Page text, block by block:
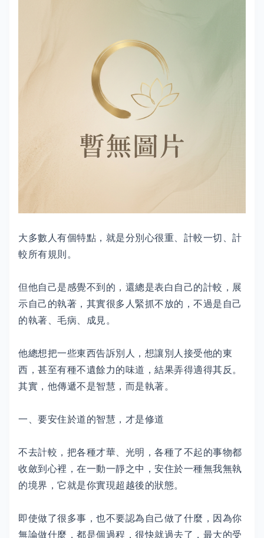
大多數人有個特點，就是分別心很重、計較一切、計
較所有規則。
但他自己是感覺不到的，還總是表白自己的計較，展
示自己的執著，其實很多人緊抓不放的，不過是自己
的執著、毛病、成見。
他總想把一些東西告訴別人，想讓別人接受他的東
西，甚至有種不遺餘力的味道，結果弄得適得其反。
其實，他傳遞不是智慧，而是執著。
一、要安住於道的智慧，才是修道
不去計較，把各種才華、光明，各種了不起的事物都
收斂到心裡，在一動一靜之中，安住於一種無我無執
的境界，它就是你實現超越後的狀態。
即使做了很多事，也不要認為自己做了什麼，因為你
無論做什麼，都是個過程，很快就過去了，最大的受